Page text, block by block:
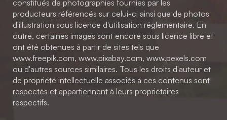
constitués de photographies fournies par les
producteurs référencés sur celui-ci ainsi que de photos
d'illustration sous licence d'utilisation réglementaire. En
outre, certaines images sont encore sous licence libre et
ont été obtenues à partir de sites tels que
www.freepik.com, www.pixabay.com, www.pexels.com
ou d'autres sources similaires. Tous les droits d'auteur et
de propriété intellectuelle associés à ces contenus sont
respectés et appartiennent à leurs propriétaires
respectifs.